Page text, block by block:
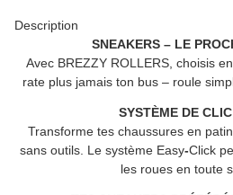
Description
SNEAKERS – LE
Avec BREZZY ROLLERS, choisis
rate plus jamais ton bus – roule
SYSTÈME DE
Transforme tes chaussures en
sans outils. Le système Easy-Click
les roues en toute